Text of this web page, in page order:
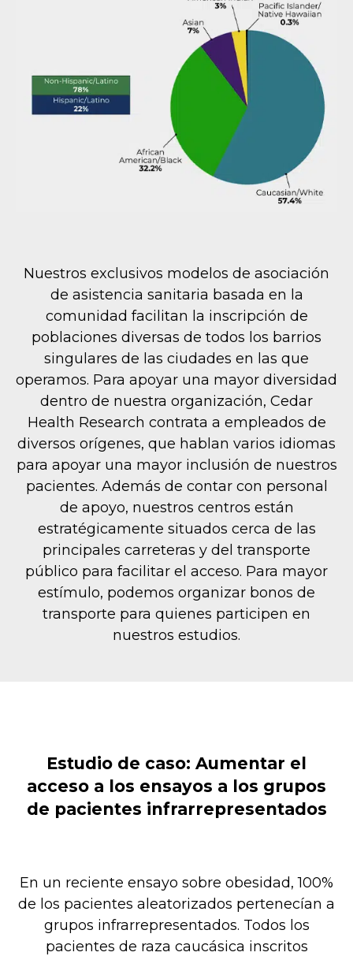
Nuestros exclusivos modelos de asociación
de asistencia sanitaria basada en la
comunidad facilitan la inscripción de
poblaciones diversas de todos los barrios
singulares de las ciudades en las que
operamos. Para apoyar una mayor diversidad
dentro de nuestra organización, Cedar
Health Research contrata a empleados de
diversos orígenes, que hablan varios idiomas
para apoyar una mayor inclusión de nuestros
pacientes. Además de contar con personal
de apoyo, nuestros centros están
estratégicamente situados cerca de las
principales carreteras y del transporte
público para facilitar el acceso. Para mayor
estímulo, podemos organizar bonos de
transporte para quienes participen en
nuestros estudios.
Estudio de caso: Aumentar el
acceso a los ensayos a los grupos
de pacientes infrarrepresentados
En un reciente ensayo sobre obesidad, 100%
de los pacientes aleatorizados pertenecían a
grupos infrarrepresentados. Todos los
pacientes de raza caucásica inscritos